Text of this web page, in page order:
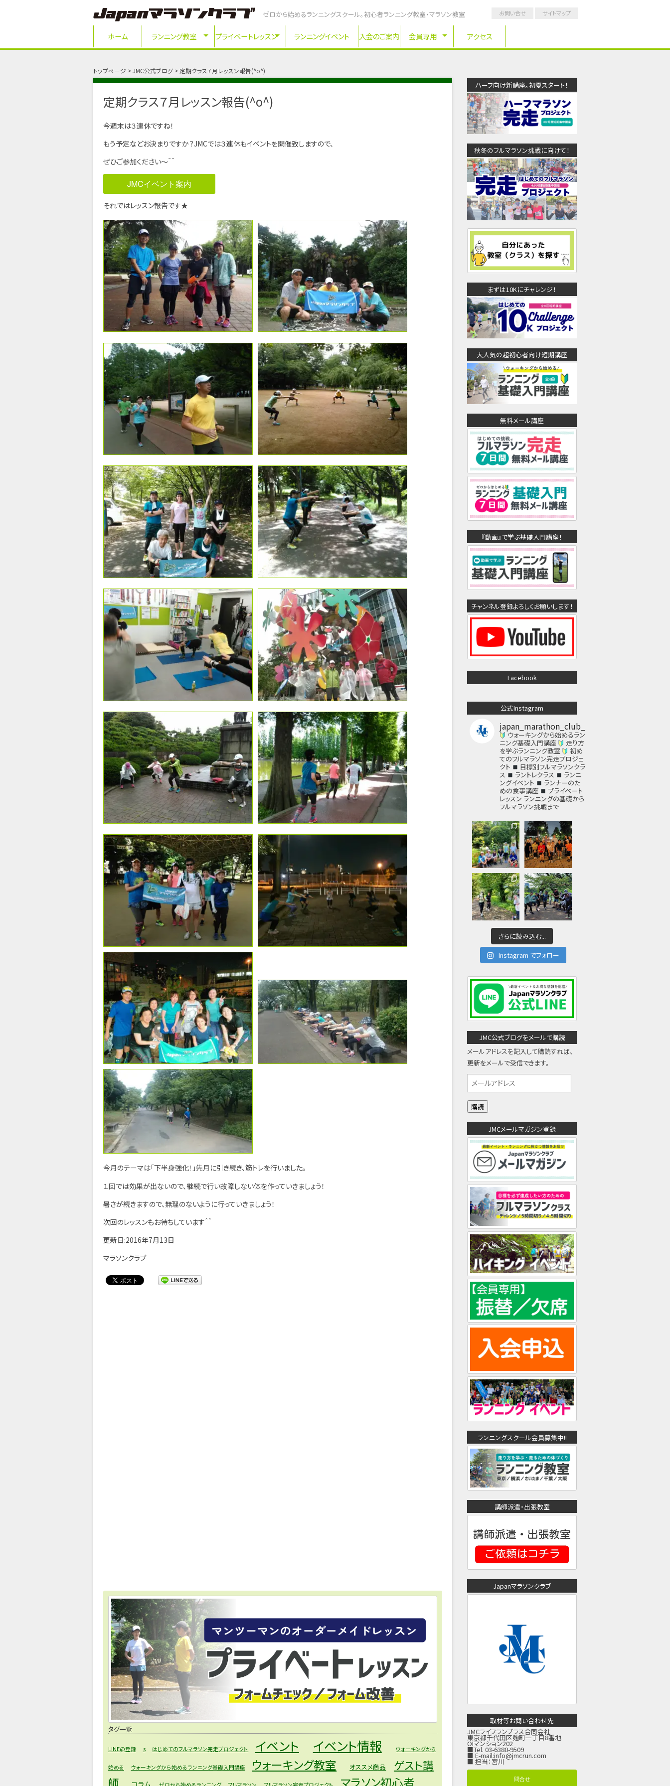
ゼロから始めるランニングスクール。初心者ランニング教室・マラソン教室
ホーム ランニング教室 プライベートレッスン ランニングイベント 入会のご案内 会員専用 アクセス
お問い合せ サイトマップ
トップページ JMC公式ブログ 定期クラス７月レッスン報告(^o^)
定期クラス７月レッスン報告(^o^)
今週末は３連休ですね！
もう予定などお決まりですか？JMCでは３連休もイベントを開催致しますので、
ぜひご参加ください～＾＾
JMCイベント案内
それではレッスン報告です★
今月のテーマは「下半身強化！」先月に引き続き、筋トレを行いました。
１回では効果が出ないので、継続で行い故障しない体を作っていきましょう！
暑さが続きますので、無理のないように行っていきましょう！
次回のレッスンもお待ちしています＾＾
更新日:2016年7月13日
マラソンクラブ
タグ一覧
LINE@登録 s はじめてのフルマラソン完走プロジェクト イベント イベント情報 ウォーキングから
始める ウォーキングから始めるランニング基礎入門講座 ウォーキング教室 オススメ商品
ゲスト講
師
コラム マラソン初心者
ハーフ向け新講座。初夏スタート！
秋冬のフルマラソン挑戦に向けて！
まずは10Kにチャレンジ！
大人気の超初心者向け短期講座
無料メール講座
『動画』で学ぶ基礎入門講座！
チャンネル登録よろしくお願いします！
Facebook
公式Instagram
japan_marathon_club_
ウォーキングから始めるラン
ニング基礎入門講座
走り方
を学ぶランニング教室
初め
てのフルマラソン完走プロジェ
クト
目標別フルマラソンクラ
ス
ラントレクラス
ランニ
ングイベント
ランナーのた
めの食事講座
プライベート
レッスン ランニングの基礎から
フルマラソン挑戦まで
さらに読み込む...
Instagram でフォロー
JMC公式ブログをメールで購読
メールアドレスを記入して購読すれば、
更新をメールで受信できます。
ー
ル
ア
ド
レ
JMCメールマガジン登録
ランニングスクール会員募集中!!
講師派遣・出張教室
Japanマラソンクラブ
取材等お問い合わせ先
JMCライフランプラス合同会社
東京都千代田区麹町一丁目8番地
OIマンション202
■Tel. 03-6380-9509
■ E-mail:info@jmcrun.com
■ 担当：宮川
問合せ